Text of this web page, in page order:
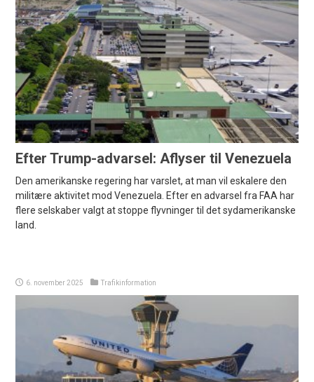
Efter Trump-advarsel: Aflyser til Venezuela
Den amerikanske regering har varslet, at man vil eskalere den
militære aktivitet mod Venezuela. Efter en advarsel fra FAA har
flere selskaber valgt at stoppe flyvninger til det sydamerikanske
land.
6. november 2025 Trafikinformation